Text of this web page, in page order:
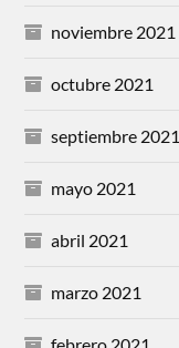
noviembre 2021
octubre 2021
septiembre 2021
mayo 2021
abril 2021
marzo 2021
febrero 2021